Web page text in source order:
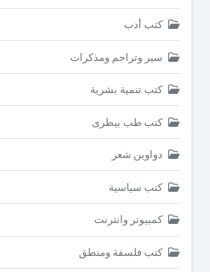
كتب أدب
سير وتراجم ومذكرات
كتب تنمية بشرية
كتب طب بيطرى
دواوين شعر
كتب سياسية
كمبيوتر وانترنت
كتب فلسفة ومنطق